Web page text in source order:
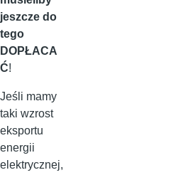
jeszcze do
tego
DOPŁACA
Ć!
Jeśli mamy
taki wzrost
eksportu
energii
elektrycznej,